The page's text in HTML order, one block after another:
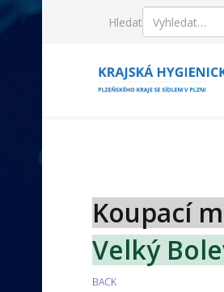
Hledat
Koupací
Velký
BACK